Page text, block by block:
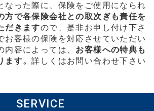
なった際に、保険をご使用になられ
方で各保険会社との取次ぎも責任を
だきますので、是非お申し付け下さ
お客様の保険を対応させていただい
容によっては、 お客様への特典も
ます。詳しくはお問い合わせ下さい
SERVICE